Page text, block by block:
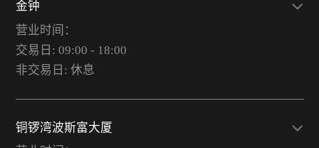
金钟
营业时间：
交易日: 09:00 - 18:00
非交易日: 休息
铜锣湾波斯富大厦